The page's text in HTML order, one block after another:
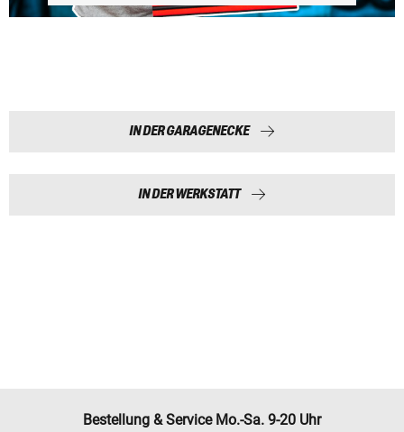
IN DER GARAGENECKE
IN DER WERKSTATT
Bestellung & Service Mo.-Sa. 9-20 Uhr